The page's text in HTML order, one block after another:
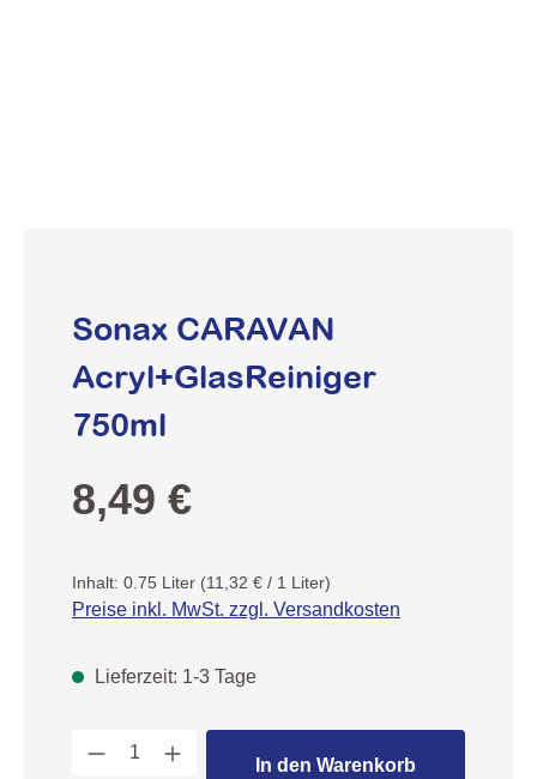
Sonax CARAVAN
Acryl+GlasReiniger
750ml
Regulärer Preis:
8,49 €
Inhalt: 0.75 Liter (11,32 € / 1 Liter)
Preise inkl. MwSt. zzgl. Versandkosten
Lieferzeit: 1-3 Tage
Produkt Anzahl: Gib den
In den Warenkorb